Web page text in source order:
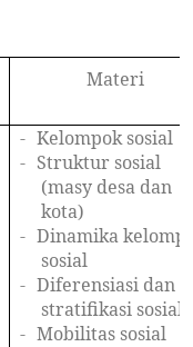
Materi
- Kelompok sosial
- Struktur sosial
(masy desa dan
kota)
- Dinamika
sosial
- Diferensiasi dan
stratifikasi sosial
- Mobilitas sosial